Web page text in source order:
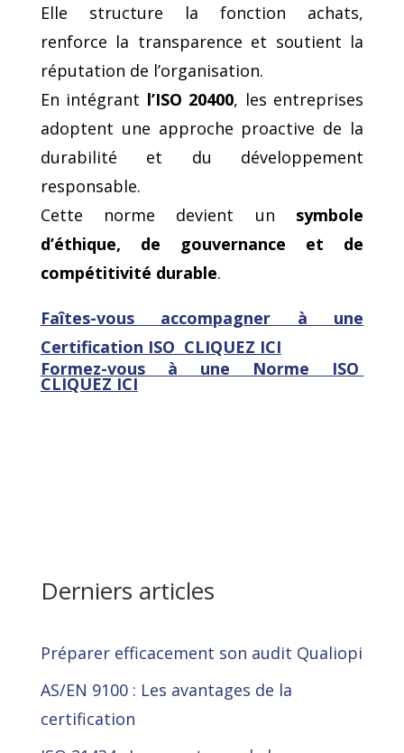
Elle structure la fonction achats,
renforce la transparence et soutient la
réputation de l’organisation.
En intégrant l’ISO 20400, les entreprises
adoptent une approche proactive de la
durabilité et du développement
responsable.
Cette norme devient un symbole
d’éthique, de gouvernance et de
compétitivité durable.
Faîtes-vous accompagner à une
Certification ISO CLIQUEZ ICI
Formez-vous à une Norme ISO
CLIQUEZ ICI
Derniers articles
Préparer efficacement son audit Qualiopi
AS/EN 9100 : Les avantages de la
certification